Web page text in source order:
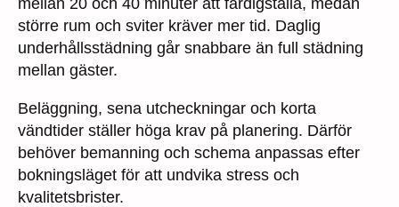
större rum och sviter kräver mer tid. Daglig
underhållsstädning går snabbare än full städning
mellan gäster.
Beläggning, sena utcheckningar och korta
vändtider ställer höga krav på planering. Därför
behöver bemanning och schema anpassas efter
bokningsläget för att undvika stress och
kvalitetsbrister.